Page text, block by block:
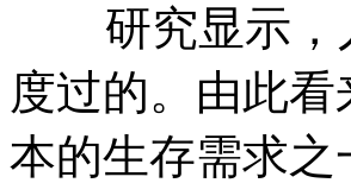
研究显示，人
度过的。由此
本的生存需求